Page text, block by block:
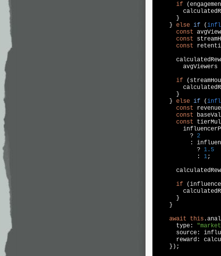
if
      }
    }
else if (
const
const
const
if
      }
    }
else if (
const
const
const
          ?
2
:
            ?
1.5
            :
1;
if
      }
    }
await
this
      type:
source:
reward:
    });